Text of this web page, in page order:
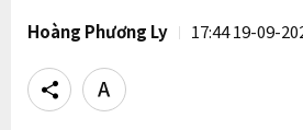
Hoàng Phương Ly 17:44 19-09-
Share
Text
size